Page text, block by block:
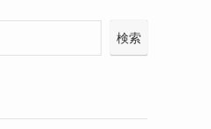
検索